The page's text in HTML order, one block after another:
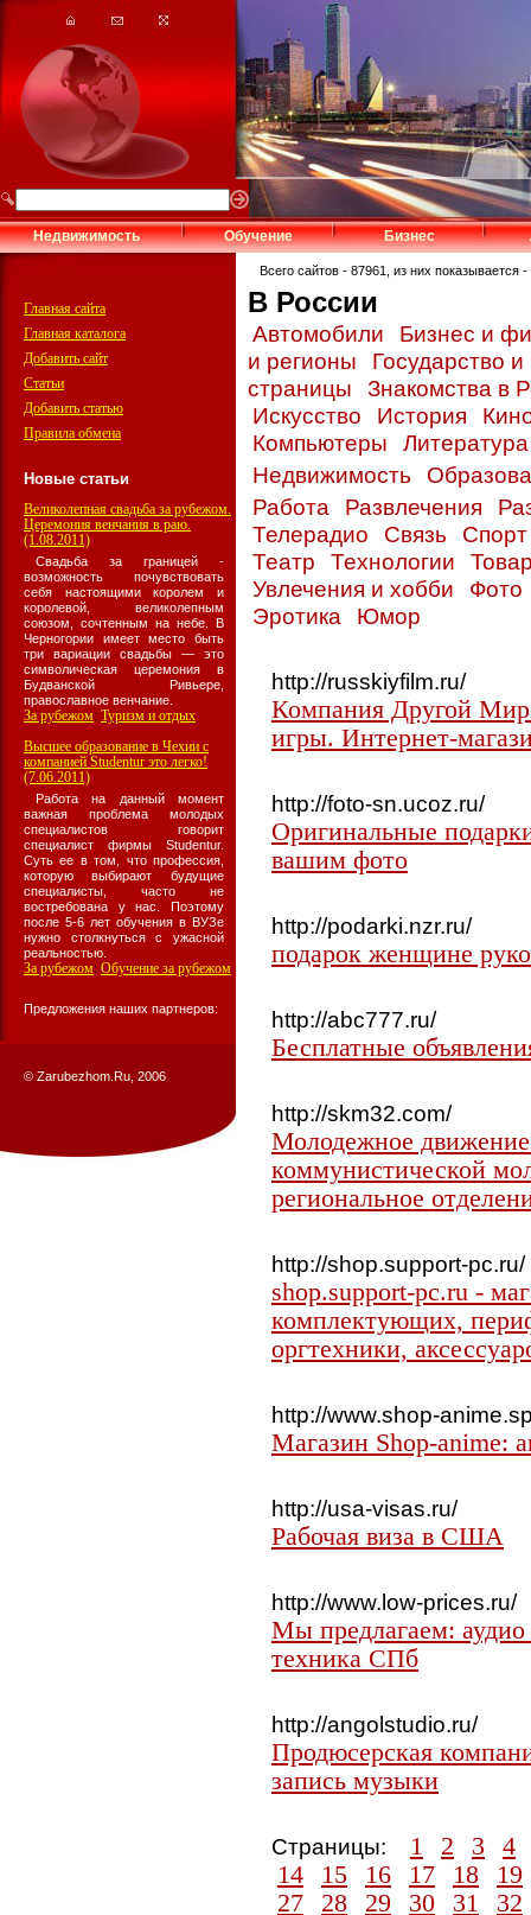
Недвижимость Обучение Бизнес
Главная сайта
Главная каталога
Добавить сайт
Статьи
Добавить статью
Правила обмена
Новые статьи
Великолепная свадьба за рубежом.
Церемония венчания в раю.
(1.08.2011)
Свадьба за границей -
возможность почувствовать
себя настоящими королем и
королевой, великолепным
союзом, сочтенным на небе. В
Черногории имеет место быть
три вариации свадьбы — это
символическая церемония в
Будванской Ривьере,
православное венчание.
За рубежом: Туризм и отдых
Высшее образование в Чехии с
компанией Studentur это легко!
(7.06.2011)
Работа на данный момент
важная проблема молодых
специалистов говорит
специалист фирмы Studentur.
Суть ее в том, что профессия,
которую выбирают будущие
специалисты, часто не
востребована у нас. Поэтому
после 5-6 лет обучения в ВУЗе
нужно столкнуться с ужасной
реальностью.
За рубежом: Обучение за рубежом
Предложения наших партнеров:
© Zarubezhom.Ru, 2006
Всего сайтов - 87961, из них показывается
В России
Автомобили
Бизнес и
и регионы
Государство
страницы
Знакомства в
Искусство
История
Компьютеры
Недвижимость
Работа
Развлечения
Телерадио
Связь
Театр
Технологии
Увлечения и хобби
Фото
Эротика
Юмор
http://russkiyfilm.ru/
Компания Другой
игры. Интернет-
http://foto-sn.ucoz.ru/
Оригинальные
вашим фото
http://podarki.nzr.ru/
подарок женщине
http://abc777.ru/
Бесплатные
http://skm32.com/
Молодежное
коммунистической
региональное
http://shop.support-pc.ru/
shop.support-pc.ru -
комплектующих,
оргтехники,
http://www.shop-
Магазин Shop-anime:
http://usa-visas.ru/
Рабочая виза в США
http://www.low-prices.ru/
Мы предлагаем: аудио
техника СПб
http://angolstudio.ru/
Продюсерская
запись музыки
Страницы: 1 2 3
4
14
15 16 17 18
19
27
28 29 30 31
32